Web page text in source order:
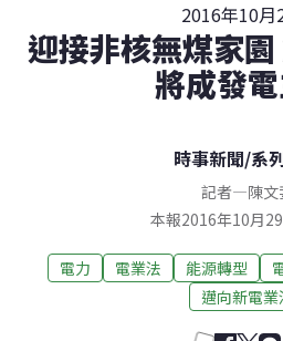
2016年10月
迎接非核無煤家
將成發
時事新聞/系
記者—陳文
本報2016年10月
電力 電業法 能源轉型
邁向新電業